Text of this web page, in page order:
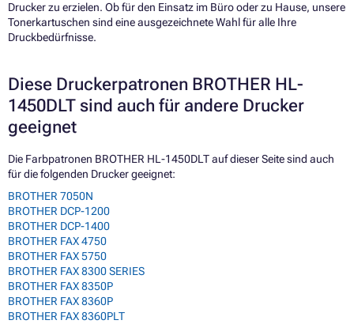
Drucker zu erzielen. Ob für den Einsatz im Büro oder zu Hause, unsere
Tonerkartuschen sind eine ausgezeichnete Wahl für alle Ihre
Druckbedürfnisse.
Diese Druckerpatronen BROTHER HL-
1450DLT sind auch für andere Drucker
geeignet
Die Farbpatronen BROTHER HL-1450DLT auf dieser Seite sind auch
für die folgenden Drucker geeignet:
BROTHER 7050N
BROTHER DCP-1200
BROTHER DCP-1400
BROTHER FAX 4750
BROTHER FAX 5750
BROTHER FAX 8300 SERIES
BROTHER FAX 8350P
BROTHER FAX 8360P
BROTHER FAX 8360PLT